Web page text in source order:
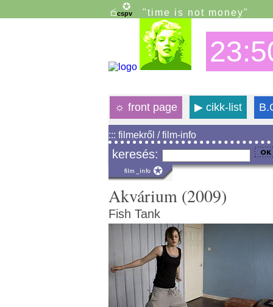
"time is not money"
☼ front page ▶cikk-list
::: filmekről / film-info
keresés:
Akvárium (2009)
Fish Tank